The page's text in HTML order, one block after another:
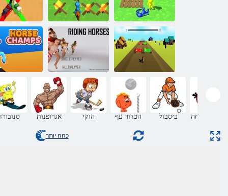
הסרפ ר'צרא רפוס תשקו ץח יובואק
יפולא סוס םיסוס לע בכרל םיהדמ ילש סוסה
אגרופנות הוקי הכדור עף ביסבול קחרממ לחה
כהה יותר